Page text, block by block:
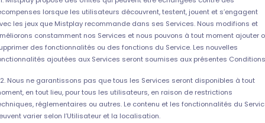
lorsque les utilisateurs découvrent, testent, jouent et s’engagent
les jeux que Mistplay recommande dans ses Services. Nous modifions et
constamment nos Services et nous pouvons à tout moment ajouter
des fonctionnalités ou des fonctions du Service. Les nouvelles
ajoutées aux Services seront soumises aux présentes
Nous ne garantissons pas que tous les Services seront disponibles à tout
en tout lieu, pour tous les utilisateurs, en raison de restrictions
réglementaires ou autres. Le contenu et les fonctionnalités du
varier selon l’Utilisateur et la localisation.